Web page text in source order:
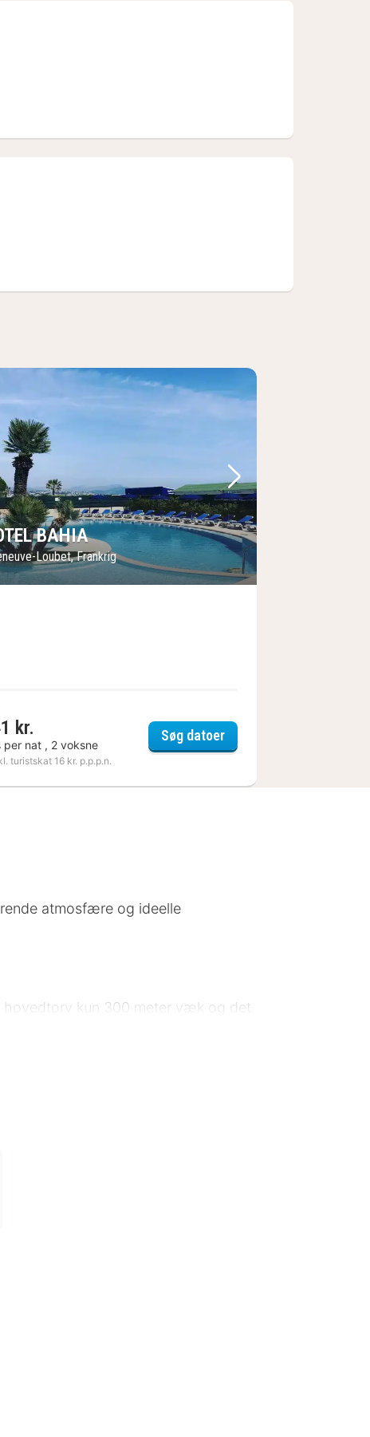
Sophia Antipolis
billede
Næste billede
BAHIA
Loubet, Frankrig
kr.
per nat , 2 voksne
turistskat 16 kr. p.p.p.n.
Søg datoerHOTEL BAHIA
atmosfære og ideelle
hovedtorv kun 300 meter væk og det
rolige omgivelser, hvilket gør det